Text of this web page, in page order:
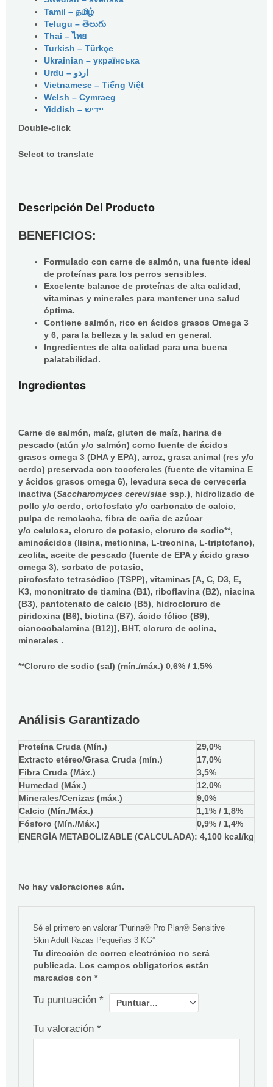
Tamil – தமிழ்
Telugu – తెలుగు
Thai – ไทย
Turkish – Türkçe
Ukrainian – українська
Vietnamese – Tiếng Việt
Welsh – Cymraeg
Yiddish – יידיש
Double-click
Select to translate
Descripción Del Producto
BENEFICIOS:
Formulado con carne de salmón, una fuente ideal
de proteínas para los perros sensibles.
Excelente balance de proteínas de alta calidad,
vitaminas y minerales para mantener una salud
óptima.
Contiene salmón, rico en ácidos grasos Omega 3
y 6, para la belleza y la salud en general.
Ingredientes de alta calidad para una buena
palatabilidad.
Ingredientes
Carne de salmón, maíz, gluten de maíz, harina de
pescado (atún y/o salmón) como fuente de ácidos
grasos omega 3 (DHA y EPA), arroz, grasa animal (res y/o
cerdo) preservada con tocoferoles (fuente de vitamina E
y ácidos grasos omega 6), levadura seca de cervecería
inactiva (Saccharomyces cerevisiae ssp.), hidrolizado de
pollo y/o cerdo, ortofosfato y/o carbonato de calcio,
pulpa de remolacha, fibra de caña de azúcar
y/o celulosa, cloruro de potasio, cloruro de sodio**,
aminoácidos (lisina, metionina, L-treonina, L-triptofano),
zeolita, aceite de pescado (fuente de EPA y ácido graso
omega 3), sorbato de potasio,
pirofosfato tetrasódico (TSPP), vitaminas [A, C, D3, E,
K3, mononitrato de tiamina (B1), riboflavina (B2), niacina
(B3), pantotenato de calcio (B5), hidrocloruro de
piridoxina (B6), biotina (B7), ácido fólico (B9),
cianocobalamina (B12)], BHT, cloruro de colina,
minerales .
**Cloruro de sodio (sal) (mín./máx.) 0,6% / 1,5%
Análisis Garantizado
Proteína Cruda (Mín.)
29,0%
Extracto etéreo/Grasa Cruda (mín.)
17,0%
Fibra Cruda (Máx.)
3,5%
Humedad (Máx.)
12,0%
Minerales/Cenizas (máx.)
9,0%
Calcio (Mín./Máx.)
1,1% / 1,8%
Fósforo (Mín./Máx.)
0,9% / 1,4%
ENERGÍA METABOLIZABLE (CALCULADA): 4,100 kcal/kg
No hay valoraciones aún.
Sé el primero en valorar “Purina® Pro Plan® Sensitive
Skin Adult Razas Pequeñas 3 KG”
Tu dirección de correo electrónico no será
publicada. Los campos obligatorios están
marcados con*
Tu puntuación*
Tu valoración*